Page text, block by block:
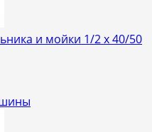
и мойки 1/2 х 40/50